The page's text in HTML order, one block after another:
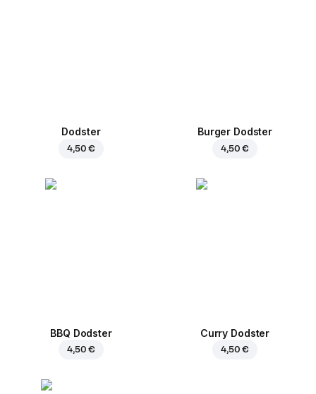
Dodster
4,50 €
Burger Dodster
4,50 €
BBQ Dodster
4,50 €
Curry Dodster
4,50 €